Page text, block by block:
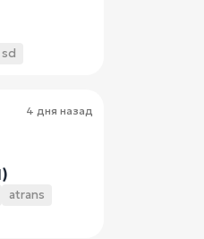
4 дня назад
atrans